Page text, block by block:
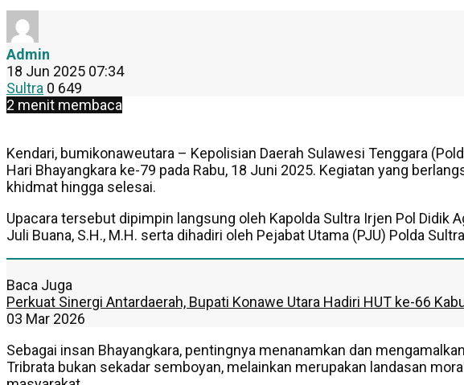
Admin
18 Jun 2025 07:34
Sultra 0 649
2 menit membaca
Kendari, bumikonaweutara – Kepolisian Daerah Sulawesi Tenggara
Hari Bhayangkara ke-79 pada Rabu, 18 Juni 2025. Kegiatan yang
khidmat hingga selesai.
Upacara tersebut dipimpin langsung oleh Kapolda Sultra Irjen Pol Didik
Juli Buana, S.H., M.H. serta dihadiri oleh Pejabat Utama (PJU) Polda
Baca Juga
Perkuat Sinergi Antardaerah, Bupati Konawe Utara Hadiri HUT ke-66
03 Mar 2026
Sebagai insan Bhayangkara, pentingnya menanamkan dan
Tribrata bukan sekadar semboyan, melainkan merupakan landasan